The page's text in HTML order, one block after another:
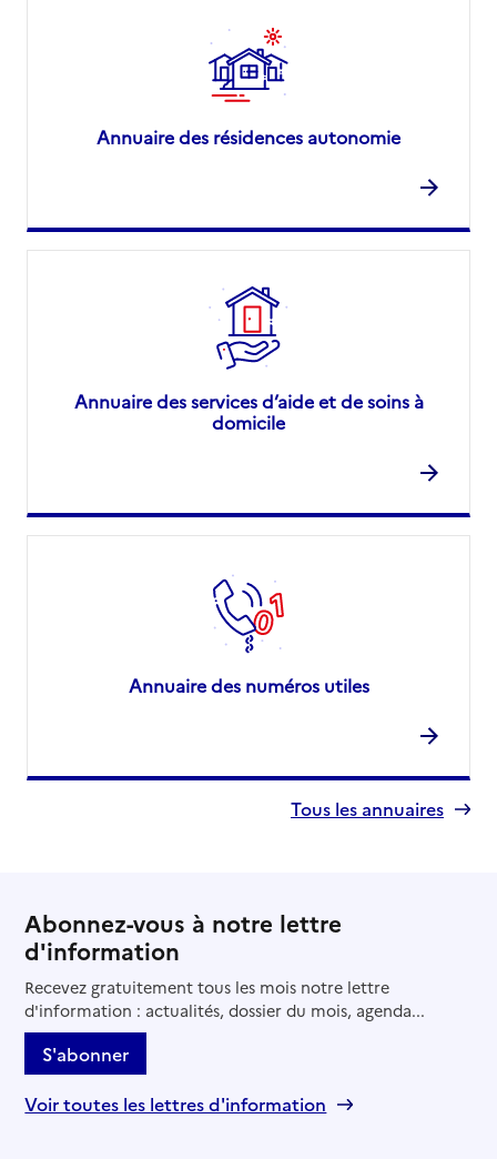
Annuaire des résidences autonomie
Annuaire des services d’aide et de soins à
domicile
Annuaire des numéros utiles
Tous les annuaires
Abonnez-vous à notre lettre
d'information
Recevez gratuitement tous les mois notre lettre
d'information : actualités, dossier du mois, agenda...
S'abonner
Voir toutes les lettres d'information